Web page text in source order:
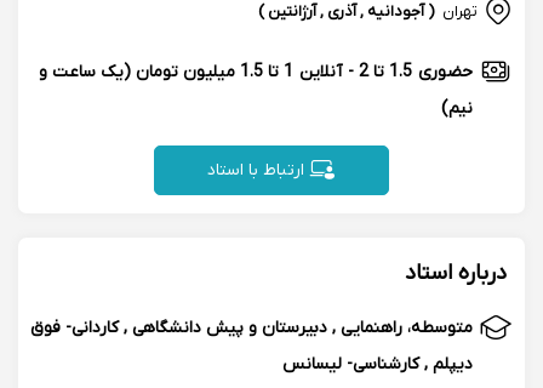
تهران ( آجودانیه , آذری , آرژانتین )
حضوری 1.5 تا 2 - آنلاین 1 تا 1.5 میلیون تومان
(یک ساعت و
نیم)
ارتباط با استاد
درباره استاد
متوسطه، راهنمایی , دبیرستان و پیش دانشگاهی , کاردانی- فوق
دیپلم , کارشناسی- لیسانس